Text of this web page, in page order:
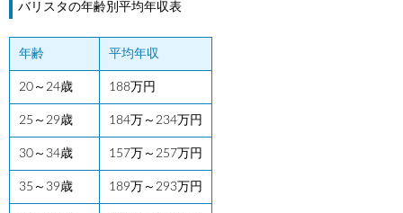
バリスタの年齢別平均年収表
年齢 平均年収
20～24歳 188万円
25～29歳 184万～234万円
30～34歳 157万～257万円
35～39歳 189万～293万円